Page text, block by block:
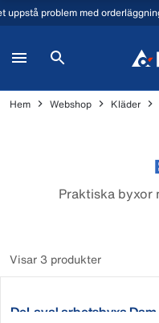
uppstå problem med
Hem Webshop Kläder
Praktiska byxor
Visar 3 produkter
DeLaval arbetsbyxa Dam